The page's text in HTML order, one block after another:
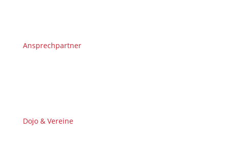
Ansprechpartner
Dojo & Vereine